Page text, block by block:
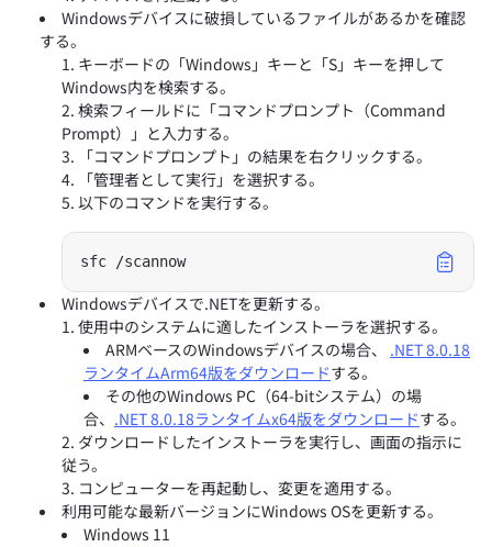
Windowsデバイスに破損しているファイルがあるかを確認
する。
キーボードの「Windows」キーと「S」キーを押して
Windows内を検索する。
検索フィールドに「コマンドプロンプト（Command
Prompt）」と入力する。
「コマンドプロンプト」の結果を右クリックする。
「管理者として実行」を選択する。
以下のコマンドを実行する。
Windowsデバイスで.NETを更新する。
使用中のシステムに適したインストーラを選択する。
ARMベースのWindowsデバイスの場合、 .NET 8.0.18
ランタイムArm64版をダウンロードする。
その他のWindows PC（64-bitシステム）の場
合、 .NET 8.0.18ランタイムx64版をダウンロードする。
ダウンロードしたインストーラを実行し、画面の指示に
従う。
コンピューターを再起動し、変更を適用する。
利用可能な最新バージョンにWindows OSを更新する。
Windows 11